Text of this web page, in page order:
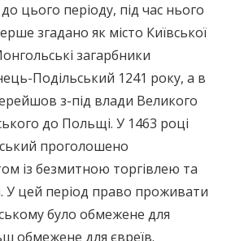
в ранніх
центрах між Тигром і
Близьким Сходом. Деякі
Візантійській імперії у XII
до Криму разом із
в середині XIII
конфлікти спричинилися до
оселилися в Кафі/Кефе і
до цього періоду, під час нього
згадано як місто Київської
загарбники
Подільський 1241 року, а в
з-під влади Великого
до Польщі. У 1463 році
проголошено
із безмитною торгівлею та
У цей період право проживати
було обмежене для
обмежене для євреїв.